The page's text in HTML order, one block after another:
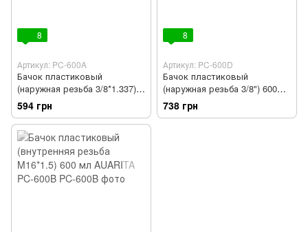
8
Артикул: PC-600A
Бачок пластиковый
(наружная резьба 3/8*1.337)
600 мл ITALCO PC-600A
594 грн
8
Артикул: PC-600D
Бачок пластиковый
(наружная резьба 3/8") 600
мл ITALCO PC-600D
738 грн